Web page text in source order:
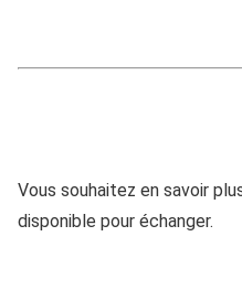
Vous souhaitez en savoir
disponible pour échanger.